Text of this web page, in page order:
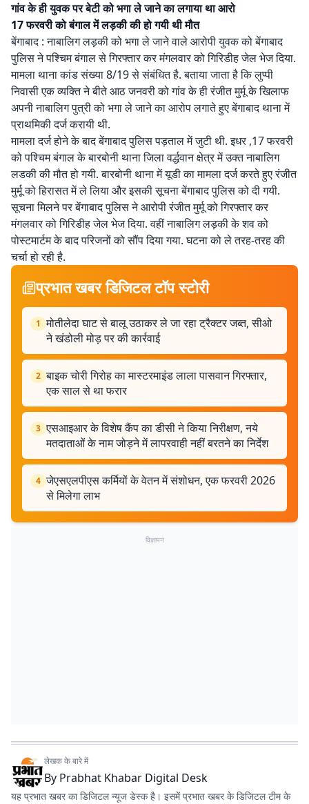
गांव के ही युवक पर बेटी को भगा ले जाने का लगाया था आरो
17 फरवरी को बंगाल में लड़की की हो गयी थी मौत
बेंगाबाद : नाबालिग लड़की को भगा ले जाने वाले आरोपी युवक को बेंगाबाद
पुलिस ने पश्चिम बंगाल से गिरफ्तार कर मंगलवार को गिरिडीह जेल भेज दिया.
मामला थाना कांड संख्या 8/19 से संबंधित है. बताया जाता है कि लुप्पी
निवासी एक व्यक्ति ने बीते आठ जनवरी को गांव के ही रंजीत मुर्मू के खिलाफ
अपनी नाबालिग पुत्री को भगा ले जाने का आरोप लगाते हुए बेंगाबाद थाना में
प्राथमिकी दर्ज करायी थी.
मामला दर्ज होने के बाद बेंगाबाद पुलिस पड़ताल में जुटी थी. इधर ,17 फरवरी
को पश्चिम बंगाल के बारबोनी थाना जिला वर्द्धवान क्षेत्र में उक्त नाबालिग
लडकी की मौत हो गयी. बारबोनी थाना में यूडी का मामला दर्ज करते हुए रंजीत
मुर्मू को हिरासत में ले लिया और इसकी सूचना बेंगाबाद पुलिस को दी गयी.
सूचना मिलने पर बेंगाबाद पुलिस ने आरोपी रंजीत मुर्मू को गिरफ्तार कर
मंगलवार को गिरिडीह जेल भेज दिया. वहीं नाबालिग लड़की के शव को
पोस्टमार्टम के बाद परिजनों को सौंप दिया गया. घटना को ले तरह-तरह की
चर्चा हो रही है.
प्रभात खबर डिजिटल टॉप स्टोरी
1 मोतीलेदा घाट से बालू उठाकर ले जा रहा ट्रैक्टर जब्त, सीओ
ने खंडोली मोड़ पर की कार्रवाई
2 बाइक चोरी गिरोह का मास्टरमाइंड लाला पासवान गिरफ्तार,
एक साल से था फरार
3 एसआइआर के विशेष कैंप का डीसी ने किया निरीक्षण, नये
मतदाताओं के नाम जोड़ने में लापरवाही नहीं बरतने का निर्देश
4 जेएसएलपीएस कर्मियों के वेतन में संशोधन, एक फरवरी 2026
से मिलेगा लाभ
विज्ञापन
लेखक के बारे में
By Prabhat Khabar Digital Desk
यह प्रभात खबर का डिजिटल न्यूज डेस्क है। इसमें प्रभात खबर के डिजिटल टीम के